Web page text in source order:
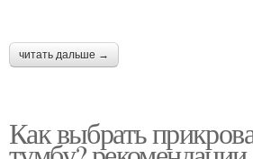
читать дальше →
Как выбрать